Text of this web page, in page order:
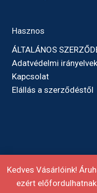
Kedves Vásárlóink!
ezért
Hasznos
ÁLTALÁNOS
Adatvédelmi irányelvek
Kapcsolat
Elállás a szerződéstől